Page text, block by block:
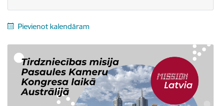
Pievienot kalendāram